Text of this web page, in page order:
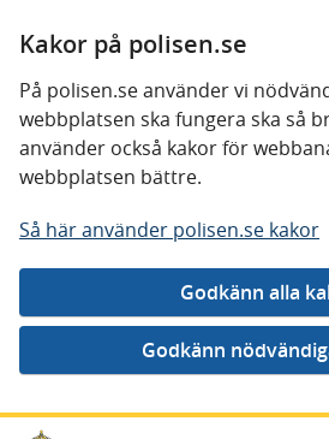
Kakor på polisen.se
På polisen.se använder vi
webbplatsen ska fungera ska så
använder också kakor för
webbplatsen bättre.
Så här använder polisen.se kakor